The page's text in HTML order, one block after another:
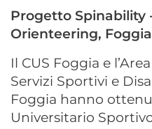
Progetto Spinability
Orienteering,
Il CUS Foggia e
Servizi Sportivi e
Foggia hanno
Universitario